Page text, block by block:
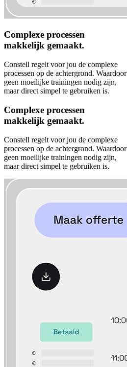
Complexe processen
makkelijk gemaakt.
Constell regelt voor jou de complexe
processen op de achtergrond. Waardoor
geen moeilijke trainingen nodig zijn,
maar direct simpel te gebruiken is.
Complexe processen
makkelijk gemaakt.
Constell regelt voor jou de complexe
processen op de achtergrond. Waardoor
geen moeilijke trainingen nodig zijn,
maar direct simpel te gebruiken is.